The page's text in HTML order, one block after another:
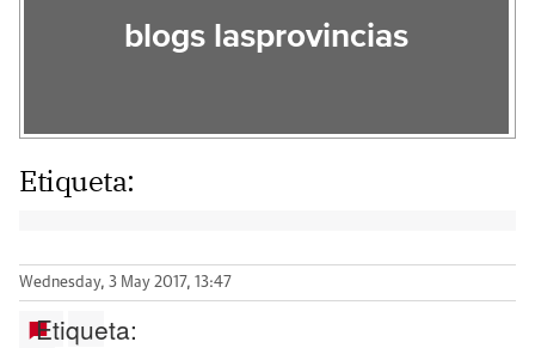
blogs lasprovincias
Etiqueta:
Wednesday, 3 May 2017, 13:47
Etiqueta: